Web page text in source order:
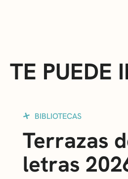
TE PUEDE
BIBLIOTECAS
Terrazas
letras